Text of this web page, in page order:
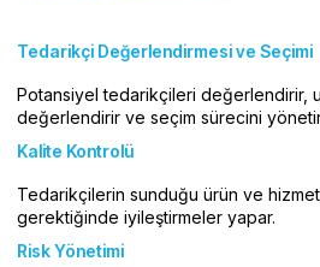
Tedarikçi Değerlendirmesi ve Seçimi
Potansiyel tedarikçileri değerlendirir,
değerlendirir ve seçim sürecini
Kalite Kontrolü
Tedarikçilerin sunduğu ürün ve
gerektiğinde iyileştirmeler yapar.
Risk Yönetimi